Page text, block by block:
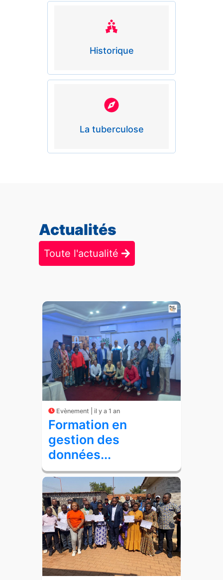
Historique
La tuberculose
Actualités
Toute l'actualité
Evènement | il y a 1 an
Formation en
gestion des
données...